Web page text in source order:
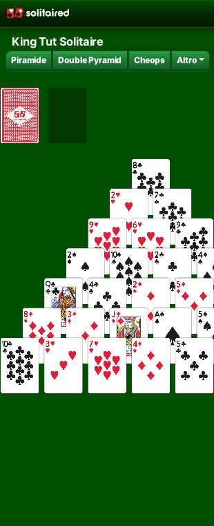
King Tut Solitaire
Piramide Double Pyramid Cheops Altro